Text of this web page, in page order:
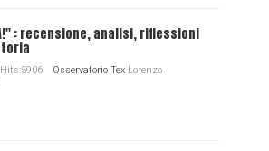
: recensione, analisi, riflessioni
Osservatorio Tex Lorenzo